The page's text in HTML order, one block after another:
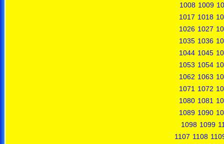
1008 1009
1017 1018
1026 1027
1035 1036
1044 1045
1053 1054
1062 1063
1071 1072
1080 1081
1089 1090
1098 1099
1107 1108